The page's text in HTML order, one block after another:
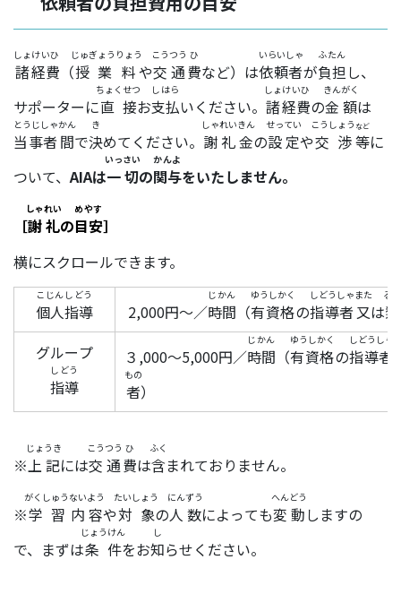
諸
しょ
経費
けいひ
（授業
じゅぎょう
料
りょう
や交通
こうつう
費
ひ
など）は依頼者
いらいしゃ
が負担
ふたん
し、
サポーターに直接
ちょくせつ
お支払
しはら
いください。 諸
しょ
経費
けいひ
の金額
きんがく
は
当事者
とうじしゃ
間
かん
で決
き
めてください。 謝礼金
しゃれいきん
の設定
せってい
や交渉
こうしょう
等
など
に
ついて、AIAは一切
いっさい
の関与
かんよ
をいたしません。
［謝礼
しゃれい
の目安
めやす
］
横にスクロールできます。
個人
こじん
指導
しどう
2,000円～／時間
じかん
（有資格
ゆうしかく
の指導者
しどうしゃ
又
また
は類
るい
グループ
指導
しどう
３,000～5,000円／時間
じかん
（有資格
ゆうしかく
の指導者
しどうしゃ
者
もの
）
※上記
じょうき
には交通
こうつう
費
ひ
は含
ふく
まれておりません。
※学習
がくしゅう
内容
ないよう
や対象
たいしょう
の人数
にんずう
によっても変動
へんどう
しますの
で、まずは条件
じょうけん
をお知
し
らせください。